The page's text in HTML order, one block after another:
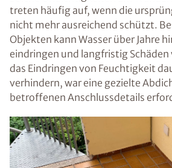
treten häufig auf, wenn die
nicht mehr ausreichend schützt.
Objekten kann Wasser über Jahre
eindringen und langfristig Schäden
das Eindringen von Feuchtigkeit
verhindern, war eine gezielte
betroffenen Anschlussdetails